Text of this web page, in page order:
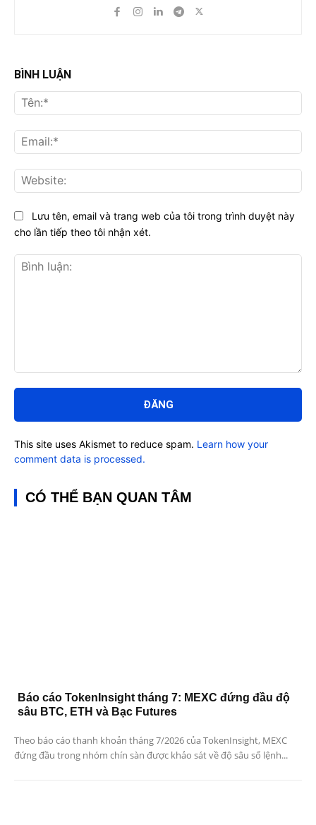
BÌNH LUẬN
luận:
Lưu tên, email và trang web của tôi trong trình duyệt này
cho lần tiếp theo tôi nhận xét.
This site uses Akismet to reduce spam. Learn how your
comment data is processed.
CÓ THỂ BẠN QUAN TÂM
Báo cáo TokenInsight tháng 7: MEXC đứng đầu độ
sâu BTC, ETH và Bạc Futures
Theo báo cáo thanh khoản tháng 7/2026 của TokenInsight, MEXC
đứng đầu trong nhóm chín sàn được khảo sát về độ sâu sổ lệnh...